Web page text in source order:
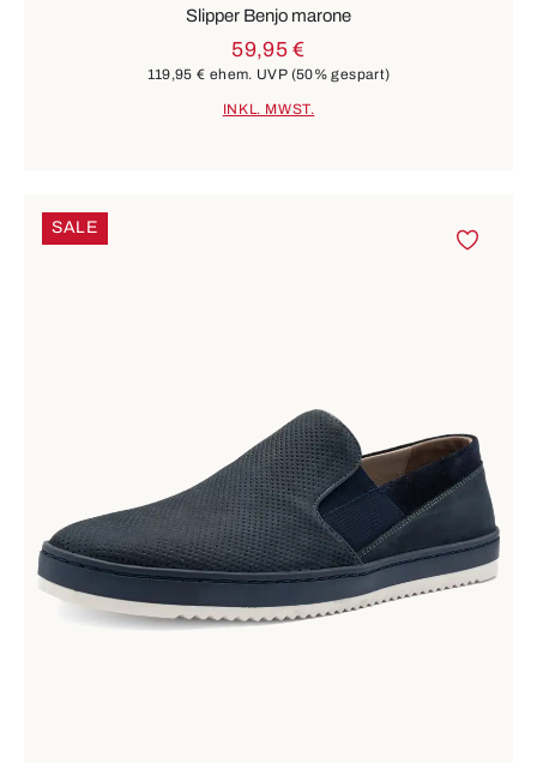
Slipper Benjo marone
59,95 €
119,95 € ehem. UVP (50% gespart)
INKL. MWST.
SALE